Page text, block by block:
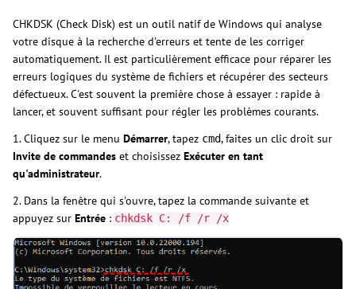
CHKDSK (Check Disk) est un outil natif de Windows qui analyse
votre disque à la recherche d'erreurs et tente de les corriger
automatiquement. Il est particulièrement efficace pour réparer les
erreurs logiques du système de fichiers et récupérer des secteurs
défectueux. C'est souvent la première chose à essayer : rapide à
lancer, et souvent suffisant pour régler les problèmes courants.
1. Cliquez sur le menu Démarrer, tapez cmd, faites un clic droit sur
Invite de commandes et choisissez Exécuter en tant
qu'administrateur.
2. Dans la fenêtre qui s'ouvre, tapez la commande suivante et
appuyez sur Entrée : chkdsk C: /f /r /x